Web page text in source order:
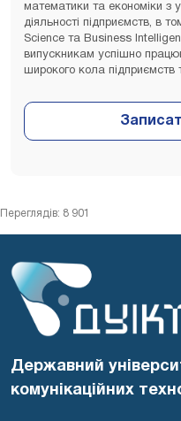
математики та економіки з
діяльності підприємств, в
Science та Business
випускникам успішно
широкого кола підприємств
Переглядів: 8 901
Державний
комунікаційних